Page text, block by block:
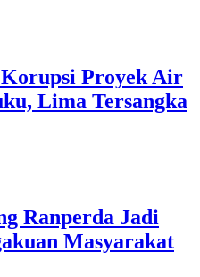
Proyek Air
Lima Tersangka
Ranperda Jadi
Masyarakat